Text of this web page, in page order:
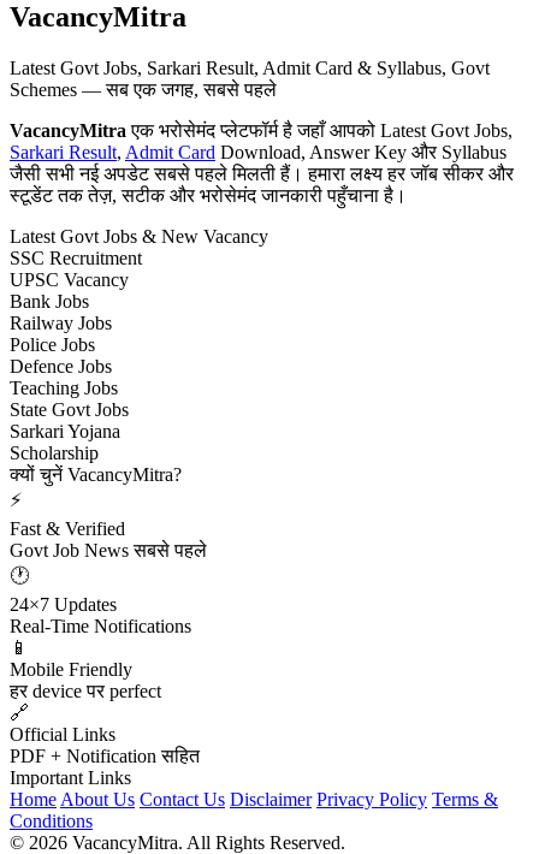
VacancyMitra
Latest Govt Jobs, Sarkari Result, Admit Card & Syllabus, Govt
Schemes — सब एक जगह, सबसे पहले
VacancyMitra एक भरोसेमंद प्लेटफॉर्म है जहाँ आपको Latest Govt Jobs,
Sarkari Result, Admit Card Download, Answer Key और Syllabus
जैसी सभी नई अपडेट सबसे पहले मिलती हैं। हमारा लक्ष्य हर जॉब सीकर और
स्टूडेंट तक तेज़, सटीक और भरोसेमंद जानकारी पहुँचाना है।
Latest Govt Jobs & New Vacancy
SSC Recruitment
UPSC Vacancy
Bank Jobs
Railway Jobs
Police Jobs
Defence Jobs
Teaching Jobs
State Govt Jobs
Sarkari Yojana
Scholarship
क्यों चुनें VacancyMitra?
⚡
Fast & Verified
Govt Job News सबसे पहले
🕐
24×7 Updates
Real-Time Notifications
📱
Mobile Friendly
हर device पर perfect
🔗
Official Links
PDF + Notification सहित
Important Links
Home About Us Contact Us Disclaimer Privacy Policy Terms &
Conditions
© 2026 VacancyMitra. All Rights Reserved.